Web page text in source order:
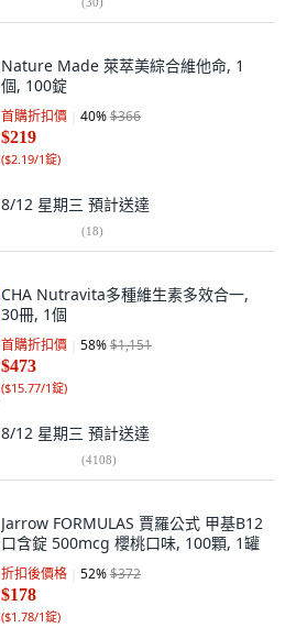
Nature Made 萊萃美綜合維他命, 1
個, 100錠
首購折扣價 40%$366
$219
($2.19/1錠)
8/12 星期三 預計送達
(18)
CHA Nutravita多種維生素多效合一,
30冊, 1個
首購折扣價 58%$1,151
$473
($15.77/1錠)
8/12 星期三 預計送達
(4108)
Jarrow FORMULAS 賈羅公式 甲基B12
口含錠 500mcg 櫻桃口味, 100顆, 1罐
折扣後價格 52%$372
$178
($1.78/1錠)